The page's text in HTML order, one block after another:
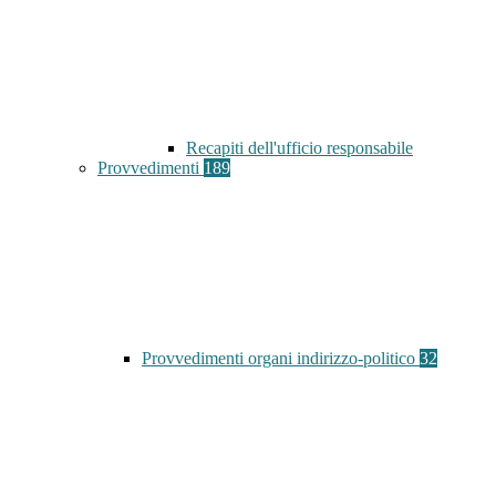
Recapiti dell'ufficio responsabile
Provvedimenti 189
Provvedimenti organi indirizzo-politico 32